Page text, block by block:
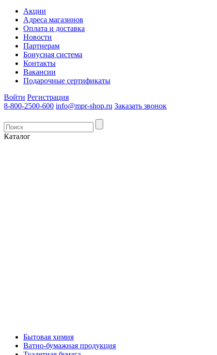
Акции
Адреса магазинов
Оплата и доставка
Новости
Партнерам
Бонусная система
Контакты
Вакансии
Подарочные сертификаты
Войти Регистрация
8-800-2500-600 info@mpr-shop.ru Заказать звонок
Каталог
Бытовая химия
Ватно-бумажная продукция